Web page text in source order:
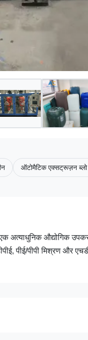
ऑटोमैटिक एक्सट्रूज़न ब्लो
अत्याधुनिक औद्योगिक
पीई/पीपी मिश्रण और